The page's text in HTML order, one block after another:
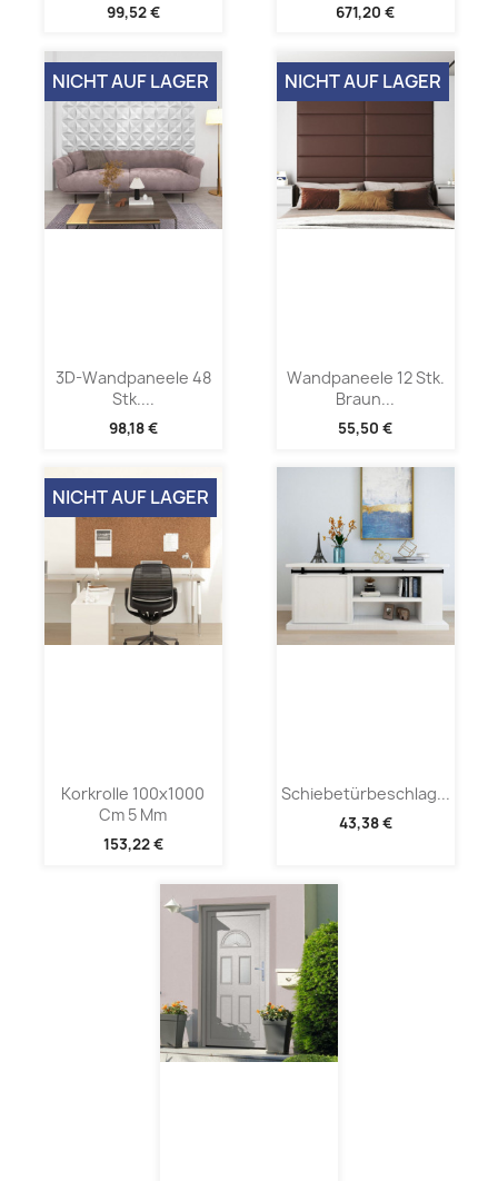
99,52 € 671,20 €
3D-Wandpaneele 48
Stk....
98,18 €
NICHT AUF LAGER
Wandpaneele 12 Stk.
Braun...
55,50 €
NICHT AUF LAGER
Korkrolle 100x1000
Cm 5 Mm
153,22 €
NICHT AUF LAGER
Schiebetürbeschlag...
43,38 €